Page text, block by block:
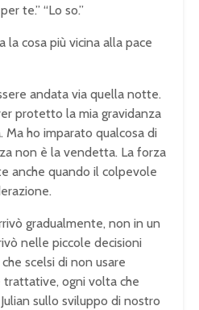
te.” “Lo so.”
la cosa più vicina alla pace
andata via quella notte.
protetto la mia gravidanza
Ma ho imparato qualcosa di
non è la vendetta. La forza
anche quando il colpevole
gradualmente, non in un
nelle piccole decisioni
scelsi di non usare
ogni volta che
sullo sviluppo di nostro